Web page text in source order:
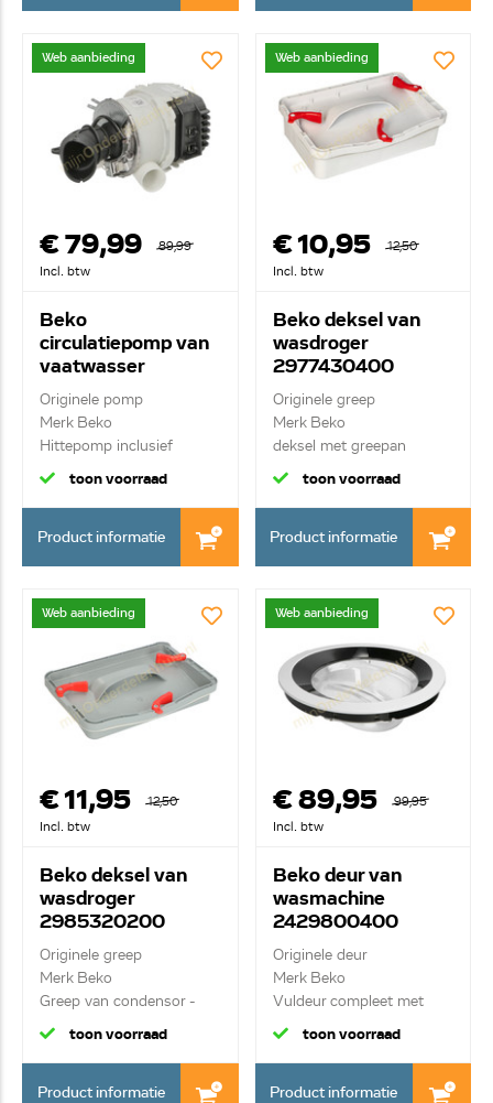
Web aanbieding
€ 79,99
89,99
Incl. btw
Beko
circulatiepomp van
vaatwasser
1752480100
C00865688
Originele pomp
Merk Beko
Hittepomp inclusief
verwarmingsel...
toon voorraad
Product informatie
Web aanbieding
€ 10,95
12,50
Incl. btw
Beko deksel van
wasdroger
2977430400
Originele greep
Merk Beko
deksel met greepan
condensor - k...
toon voorraad
Product informatie
Web aanbieding
€ 11,95
12,50
Incl. btw
Beko deksel van
wasdroger
2985320200
Originele greep
Merk Beko
Greep van condensor -
klep inclu...
toon voorraad
Product informatie
Web aanbieding
€ 89,95
99,95
Incl. btw
Beko deur van
wasmachine
2429800400
Originele deur
Merk Beko
Vuldeur compleet met
greep, haak ...
toon voorraad
Product informatie